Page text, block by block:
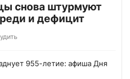
снова штурмуют
и дефицит
955-летие: афиша Дня